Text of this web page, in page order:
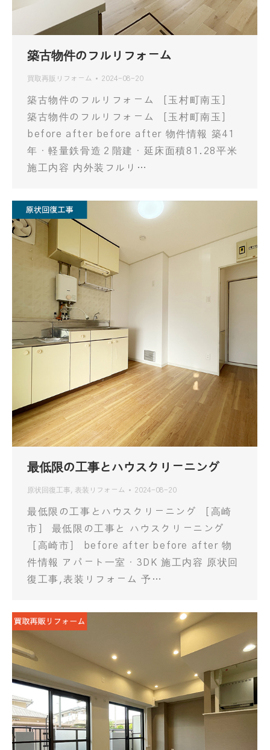
築古物件のフルリフォーム
買取再販リフォーム 2024-08-20
築古物件のフルリフォーム ［玉村町南玉］
築古物件のフルリフォーム ［玉村町南玉］
before after before after 物件情報 築41
年・軽量鉄骨造２階建・延床面積81.28平米
施工内容 内外装フルリ…
最低限の工事とハウスクリーニング
原状回復工事 表装リフォーム 2024-08-20
最低限の工事とハウスクリーニング ［高崎
市］ 最低限の工事と ハウスクリーニング
［高崎市］ before after before after 物
件情報 アパート一室・3DK 施工内容 原状回
復工事,表装リフォーム 予…